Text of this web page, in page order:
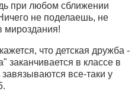
при любом сближении
не поделаешь, не
мироздания!
что детская дружба -
заканчивается в классе в
все-таки у